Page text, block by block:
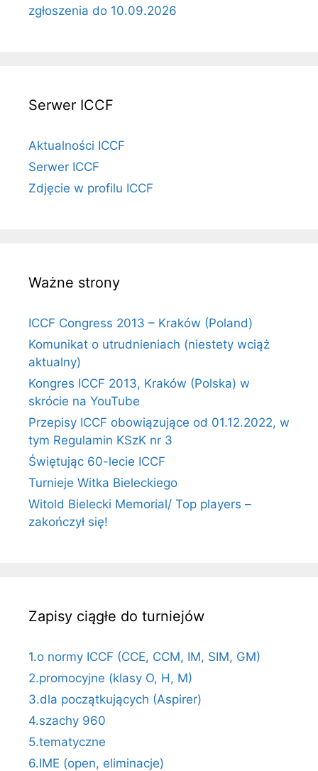
zgłoszenia do 10.09.2026
Serwer ICCF
Aktualności ICCF
Serwer ICCF
Zdjęcie w profilu ICCF
Ważne strony
ICCF Congress 2013 – Kraków (Poland)
Komunikat o utrudnieniach (niestety wciąż
aktualny)
Kongres ICCF 2013, Kraków (Polska) w
skrócie na YouTube
Przepisy ICCF obowiązujące od 01.12.2022, w
tym Regulamin KSzK nr 3
Świętując 60-lecie ICCF
Turnieje Witka Bieleckiego
Witold Bielecki Memorial/ Top players –
zakończył się!
Zapisy ciągłe do turniejów
1.o normy ICCF (CCE, CCM, IM, SIM, GM)
2.promocyjne (klasy O, H, M)
3.dla początkujących (Aspirer)
4.szachy 960
5.tematyczne
6.IME (open, eliminacje)